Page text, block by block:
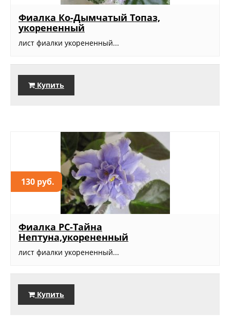
Фиалка Ко-Дымчатый Топаз,
укорененный
лист фиалки укорененный...
Купить
130 руб.
Фиалка РС-Тайна
Нептуна,укорененный
лист фиалки укорененный...
Купить